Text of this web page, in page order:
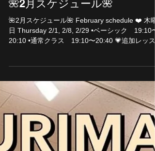
RURIMAHANA
2024年1月13日
読了時間: 1分
🌺2月スケジュール🌺